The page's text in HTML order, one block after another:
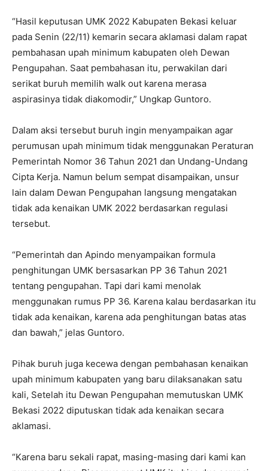
“Hasil keputusan UMK 2022 Kabupaten Bekasi keluar
pada Senin (22/11) kemarin secara aklamasi dalam rapat
pembahasan upah minimum kabupaten oleh Dewan
Pengupahan. Saat pembahasan itu, perwakilan dari
serikat buruh memilih walk out karena merasa
aspirasinya tidak diakomodir,” Ungkap Guntoro.
Dalam aksi tersebut buruh ingin menyampaikan agar
perumusan upah minimum tidak menggunakan Peraturan
Pemerintah Nomor 36 Tahun 2021 dan Undang-Undang
Cipta Kerja. Namun belum sempat disampaikan, unsur
lain dalam Dewan Pengupahan langsung mengatakan
tidak ada kenaikan UMK 2022 berdasarkan regulasi
tersebut.
“Pemerintah dan Apindo menyampaikan formula
penghitungan UMK bersasarkan PP 36 Tahun 2021
tentang pengupahan. Tapi dari kami menolak
menggunakan rumus PP 36. Karena kalau berdasarkan itu
tidak ada kenaikan, karena ada penghitungan batas atas
dan bawah,” jelas Guntoro.
Pihak buruh juga kecewa dengan pembahasan kenaikan
upah minimum kabupaten yang baru dilaksanakan satu
kali, Setelah itu Dewan Pengupahan memutuskan UMK
Bekasi 2022 diputuskan tidak ada kenaikan secara
aklamasi.
“Karena baru sekali rapat, masing-masing dari kami kan